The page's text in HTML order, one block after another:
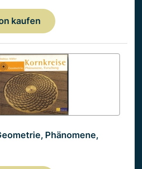
kaufen
Phänomene,